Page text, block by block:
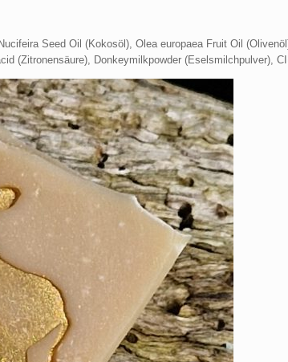
Seed Oil (Kokosöl), Olea europaea Fruit Oil
(Zitronensäure), Donkeymilkpowder (Eselsmilchpulver),